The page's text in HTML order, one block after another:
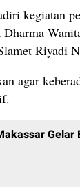
kegiatan
Riyadi
agar
Gelar